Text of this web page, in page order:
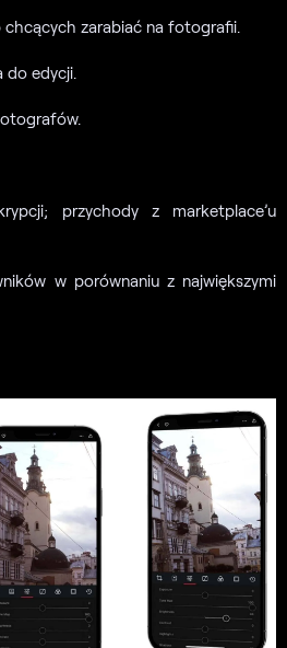
zarabiać na fotografii.
do edycji.
przychody z marketplace’u
w porównaniu z największymi